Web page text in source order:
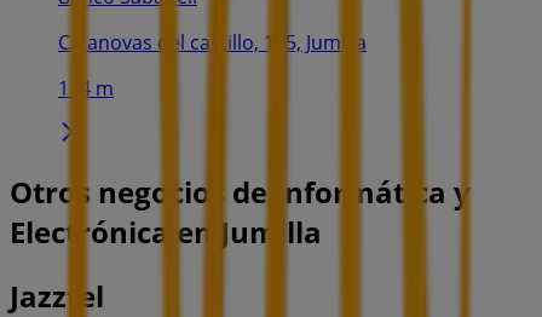
C/canovas del castillo, 125, Jumilla
134 m
Otros negocios de Informática y
Electrónica en Jumilla
Jazztel